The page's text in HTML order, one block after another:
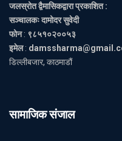
जलस्रोत द्वैमासिकद्वारा प्रकाशित :
सञ्चालकः दामोदर सुवेदी
फोन: ९८५१०२००५३
इमेल:
डिल्लीबजार, काठमाडौं
सामाजिक संजाल